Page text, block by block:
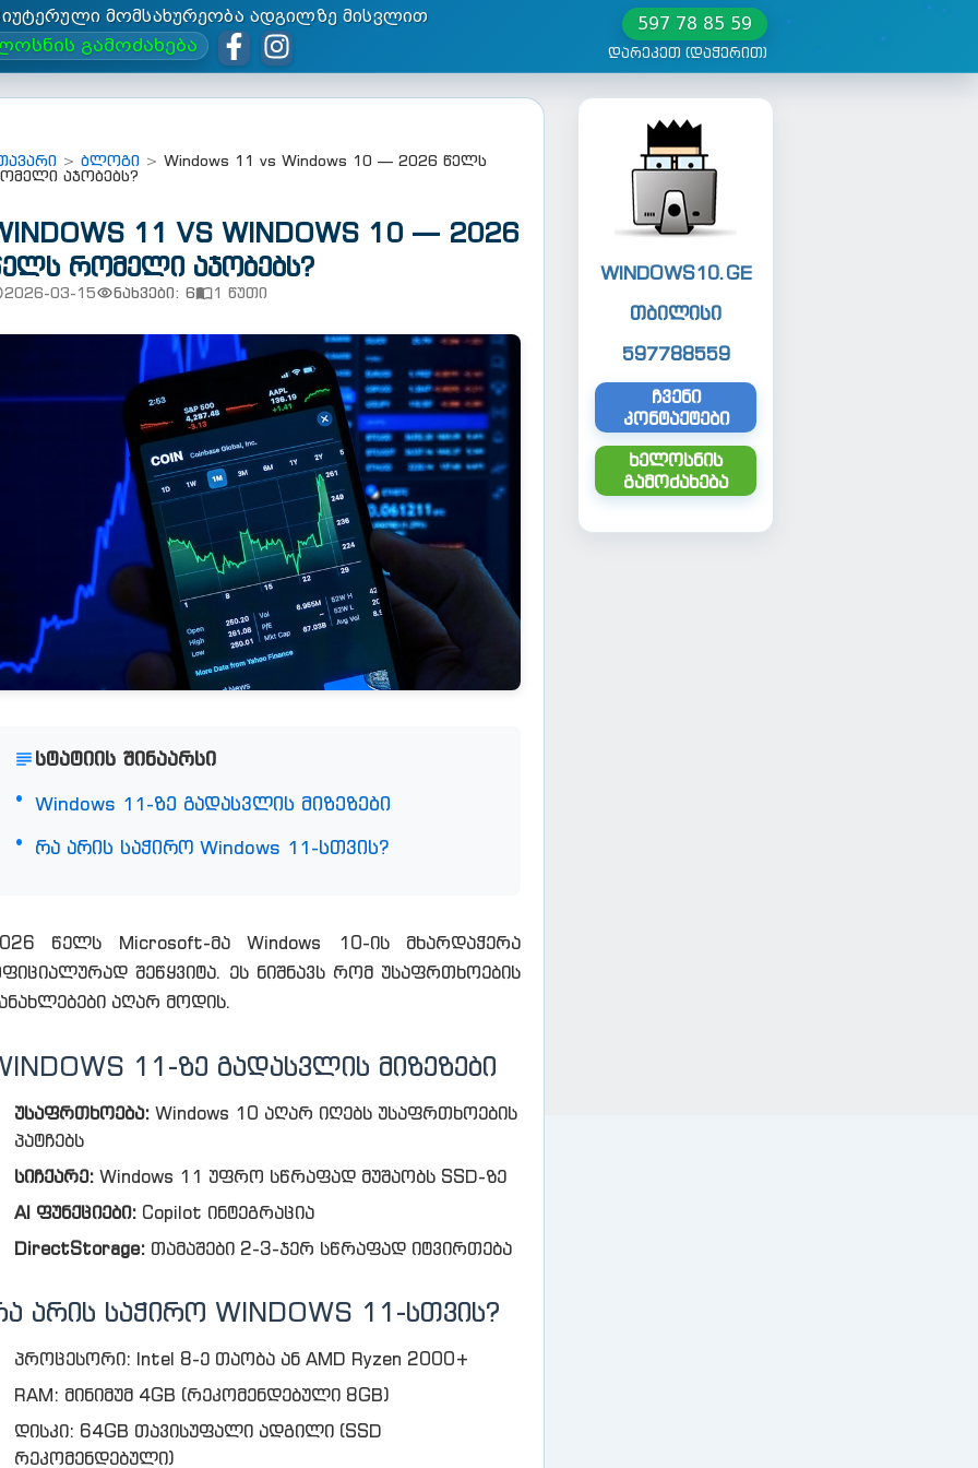
მომსახურეობა ადგილზე მისვლით
გამოძახება
597 78 85 59
დარეკეთ (დაჭერით)
> ბლოგი > Windows 11 vs Windows 10 — 2026 წელს
აჯობებს?
11 VS WINDOWS 10 — 2026
ᲠᲝᲛᲔᲚᲘ ᲐᲯᲝᲑᲔᲑᲡ?
2026-03-15 ნახვები: 6 1 წუთი
სტატიის შინაარსი
Windows 11-ზე გადასვლის მიზეზები
რა არის საჭირო Windows 11-სთვის?
წელს Microsoft-მა Windows 10-ის მხარდაჭერა
შეწყვიტა. ეს ნიშნავს რომ უსაფრთხოების
აღარ მოდის.
11-ᲖᲔ ᲒᲐᲓᲐᲡᲕᲚᲘᲡ ᲛᲘᲖᲔᲖᲔᲑᲘ
უსაფრთხოება: Windows 10 აღარ იღებს უსაფრთხოების
პატჩებს
სიჩქარე: Windows 11 უფრო სწრაფად მუშაობს SSD-ზე
AI ფუნქციები: Copilot ინტეგრაცია
DirectStorage: თამაშები 2-3-ჯერ სწრაფად იტვირთება
ᲐᲠᲘᲡ ᲡᲐᲭᲘᲠᲝ WINDOWS 11-ᲡᲗᲕᲘᲡ?
პროცესორი: Intel 8-ე თაობა ან AMD Ryzen 2000+
RAM: მინიმუმ 4GB (რეკომენდებული 8GB)
დისკი: 64GB თავისუფალი ადგილი (SSD
რეკომენდებული)
WINDOWS10.GE
თბილისი
597788559
ჩვენი
კონტაქტები
ხელოსნის
გამოძახება